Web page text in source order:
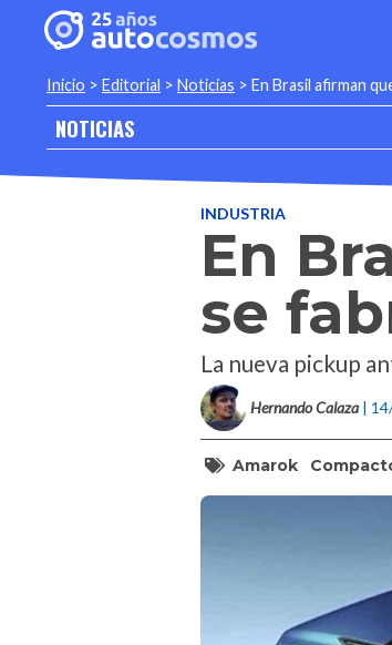
Inicio > Editorial > Noticias > En Brasil afirman
NOTICIAS
INDUSTRIA
En
se
La nueva pickup
Hernando Calaza |
Amarok